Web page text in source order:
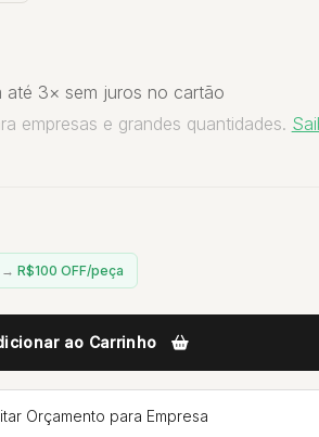
até 3× sem juros no cartão
empresas e grandes quantidades.
→ R$100 OFF/peça
ao Carrinho
Orçamento para Empresa